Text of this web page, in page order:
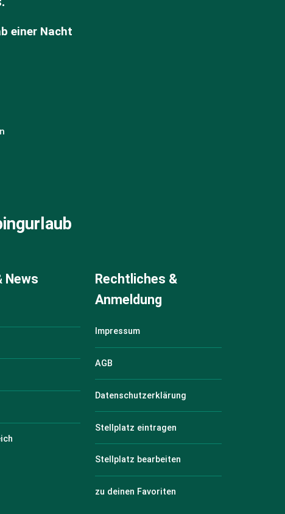
einer Nacht
News
Rechtliches &
Anmeldung
Impressum
AGB
Datenschutzerklärung
Stellplatz eintragen
Stellplatz bearbeiten
zu deinen Favoriten